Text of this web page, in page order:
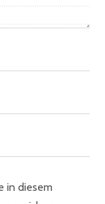
in diesem